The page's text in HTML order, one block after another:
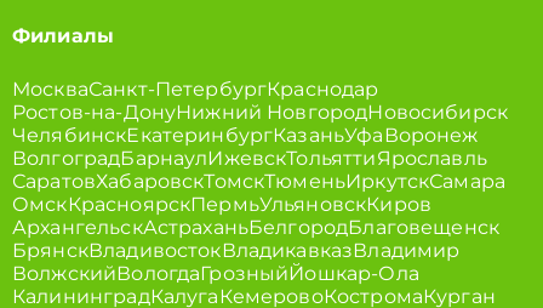
Филиалы
МоскваСанкт-ПетербургКраснодар
Ростов-на-ДонуНижний НовгородНовосибирск
ЧелябинскЕкатеринбургКазаньУфаВоронеж
ВолгоградБарнаулИжевскТольяттиЯрославль
СаратовХабаровскТомскТюменьИркутскСамара
ОмскКрасноярскПермьУльяновскКиров
АрхангельскАстраханьБелгородБлаговещенск
БрянскВладивостокВладикавказВладимир
ВолжскийВологдаГрозныйЙошкар-Ола
КалининградКалугаКемеровоКостромаКурган